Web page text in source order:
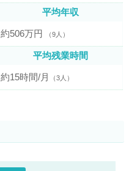
平均年収
約506万円 （9人）
平均残業時間
約15時間/月 （3人）